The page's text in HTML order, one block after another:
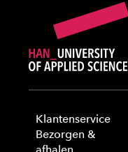
Klantenservice
Bezorgen &